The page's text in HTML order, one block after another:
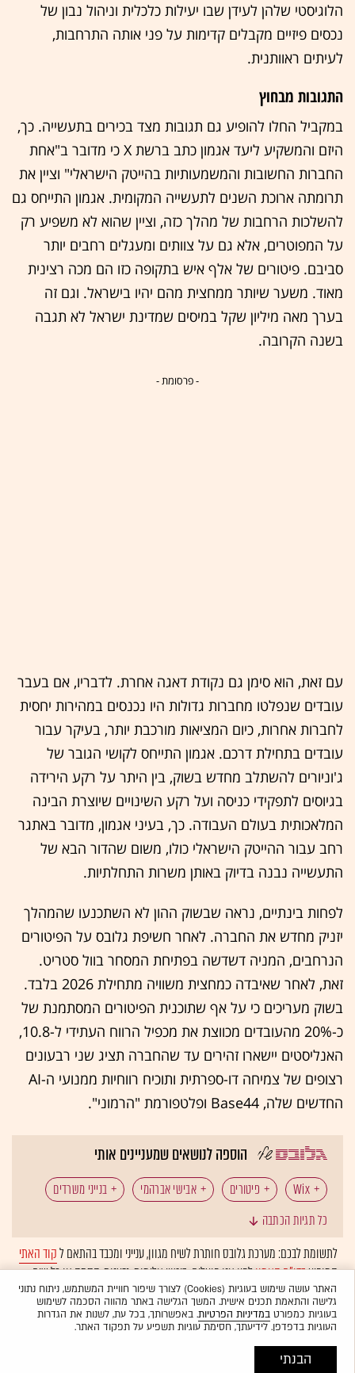
הלוגיסטי שלהן לעידן שבו יעילות כלכלית וניהול נבון של
נכסים פיזיים מקבלים קדימות על פני אותה התרחבות,
לעיתים ראוותנית.
התגובות מבחוץ
במקביל החלו להופיע גם תגובות מצד בכירים בתעשייה. כך,
היזם והמשקיע ליעד אגמון כתב ברשת X כי מדובר ב"אחת
החברות החשובות והמשמעותיות בהייטק הישראלי" וציין את
תרומתה ארוכת השנים לתעשייה המקומית. אגמון התייחס גם
להשלכות הרחבות של מהלך כזה, וציין שהוא לא משפיע רק
על המפוטרים, אלא גם על צוותים ומעגלים רחבים יותר
סביבם. פיטורים של אלף איש בתקופה כזו הם מכה רצינית
מאוד. משער שיותר ממחצית מהם יהיו בישראל. וגם זה
בערך מאה מיליון שקל במיסים שמדינת ישראל לא תגבה
בשנה הקרובה.
- פרסומת -
עם זאת, הוא סימן גם נקודת דאגה אחרת. לדבריו, אם בעבר
עובדים שנפלטו מחברות גדולות היו נכנסים במהירות יחסית
לחברות אחרות, כיום המציאות מורכבת יותר, בעיקר עבור
עובדים בתחילת דרכם. אגמון התייחס לקושי הגובר של
ג'וניורים להשתלב מחדש בשוק, בין היתר על רקע הירידה
בגיוסים לתפקידי כניסה ועל רקע השינויים שיוצרת הבינה
המלאכותית בעולם העבודה. כך, בעיני אגמון, מדובר באתגר
רחב עבור ההייטק הישראלי כולו, משום שהדור הבא של
התעשייה נבנה בדיוק באותן משרות התחלתיות.
לפחות בינתיים, נראה שבשוק ההון לא השתכנעו שהמהלך
יזניק מחדש את החברה. לאחר חשיפת גלובס על הפיטורים
הנרחבים, המניה דשדשה בפתיחת המסחר בוול סטריט.
זאת, לאחר שאיבדה כמחצית משוויה מתחילת 2026 בלבד.
בשוק מעריכים כי על אף שתוכנית הפיטורים המסתמנת של
כ-20% מהעובדים מכווצת את מכפיל הרווח העתידי ל-10.8,
האנליסטים יישארו זהירים עד שהחברה תציג שני רבעונים
רצופים של צמיחה דו-ספרתית ותוכיח רווחיות ממנועי ה-AI
החדשים שלה, Base44 ופלטפורמת "הרמוני".
הוספה לנושאים שמעניינים אותי
Wix פיטורים אבישי אברהמי בנייני משרדים
טכנולוגיה: חברות הייטק ישראליות קיצוצים התייעלות
המומלצות
כל תגיות הכתבה
לתשומת לבכם: מערכת גלובס חותרת לשיח מגוון, ענייני ומכבד בהתאם לקוד האתי
המופיעבדו"ח האמוןלפיו אנו פועלים. ביטויי אלימות, גזענות, הסתה או כל שיח
בלתי הולם אחר מסוננים בצורהאוטומטיתולא יפורסמו באתר.
האתר עושה שימוש בעוגיות (Cookies) לצורך שיפור חוויית המשתמש, ניתוח נתוני
גלישה והתאמת תכנים אישית. המשך הגלישה באתר מהווה הסכמה לשימוש
בעוגיות כמפורטבמדיניות הפרטיות. באפשרותך, בכל עת, לשנות את הגדרות
העוגיות בדפדפן. לידיעתך, חסימת עוגיות תשפיע על תפקוד האתר.
הבנתי